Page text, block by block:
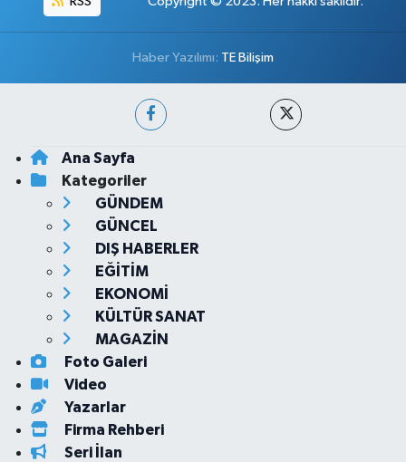
Haber Yazılımı: TE Bilişim
Ana Sayfa
Kategoriler
GÜNDEM
GÜNCEL
DIŞ HABERLER
EĞİTİM
EKONOMİ
KÜLTÜR SANAT
MAGAZİN
Foto Galeri
Video
Yazarlar
Firma Rehberi
Seri İlan